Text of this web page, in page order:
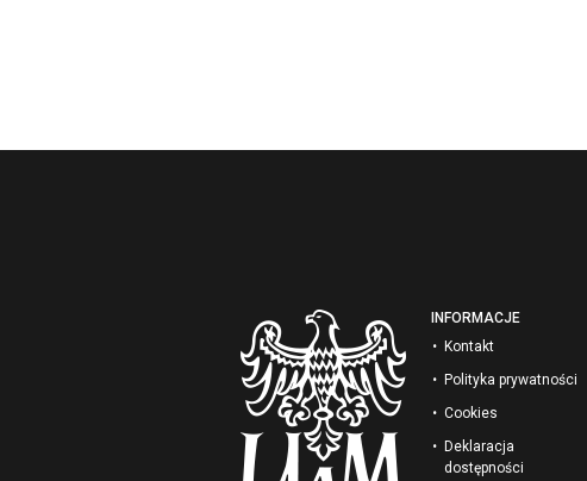
INFORMACJE
Kontakt
Polityka prywatności
Cookies
Deklaracja
dostępności